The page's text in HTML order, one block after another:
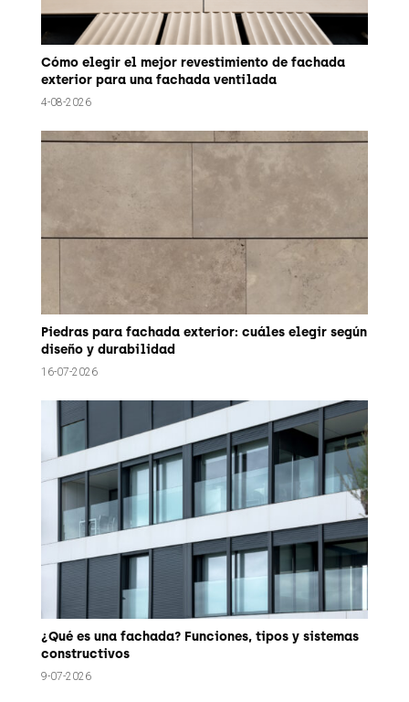
Cómo elegir el mejor revestimiento de fachada
exterior para una fachada ventilada
4-08-2026
Piedras para fachada exterior: cuáles elegir según
diseño y durabilidad
16-07-2026
¿Qué es una fachada? Funciones, tipos y sistemas
constructivos
9-07-2026